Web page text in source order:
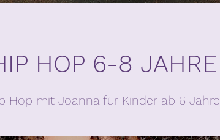
HOP 6-8 JAHRE
Hop mit Joanna für Kinder ab 6 Jahre